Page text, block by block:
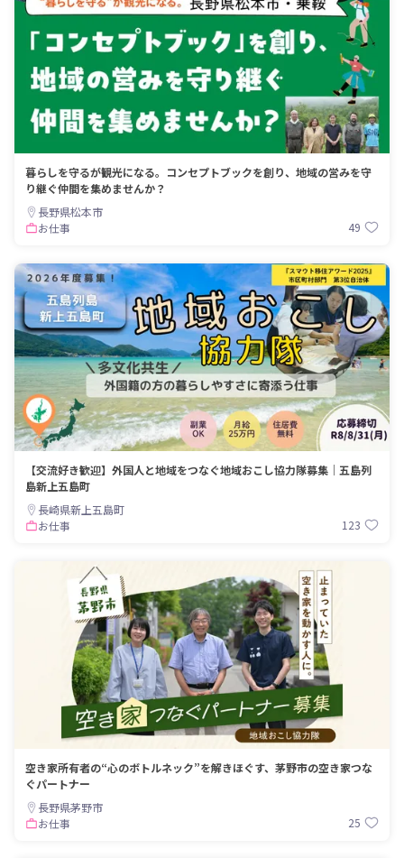
暮らしを守るが観光になる。コンセプトブックを創り、地域の営みを守
り継ぐ仲間を集めませんか？
長野県松本市
お仕事
49
【交流好き歓迎】外国人と地域をつなぐ地域おこし協力隊募集｜五島列
島新上五島町
長崎県新上五島町
お仕事
123
空き家所有者の“心のボトルネック”を解きほぐす、茅野市の空き家つな
ぐパートナー
長野県茅野市
お仕事
25